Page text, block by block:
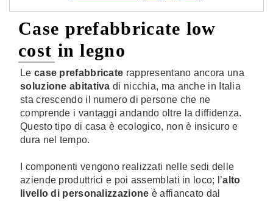
Case prefabbricate low
cost in legno
Le case prefabbricate rappresentano ancora una
soluzione abitativa di nicchia, ma anche in Italia
sta crescendo il numero di persone che ne
comprende i vantaggi andando oltre la diffidenza.
Questo tipo di casa è ecologico, non è insicuro e
dura nel tempo.
I componenti vengono realizzati nelle sedi delle
aziende produttrici e poi assemblati in loco; l’alto
livello di personalizzazione è affiancato dal